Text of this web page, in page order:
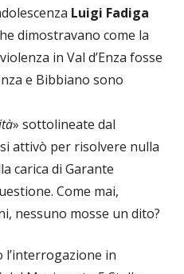
Luigi Fadiga
dimostravano come la
in Val d’Enza fosse
e Bibbiano sono
» sottolineate dal
attivò per risolvere nulla
carica di Garante
Come mai,
nessuno mosse un dito?
l’interrogazione in